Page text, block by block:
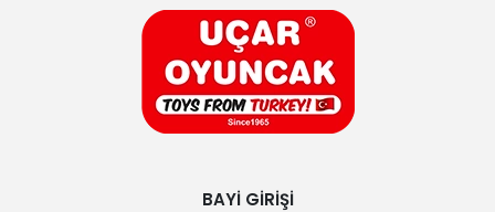
BAYİ GİRİŞİ
UÇAR OYUNCAK B2B SİSTEMİ